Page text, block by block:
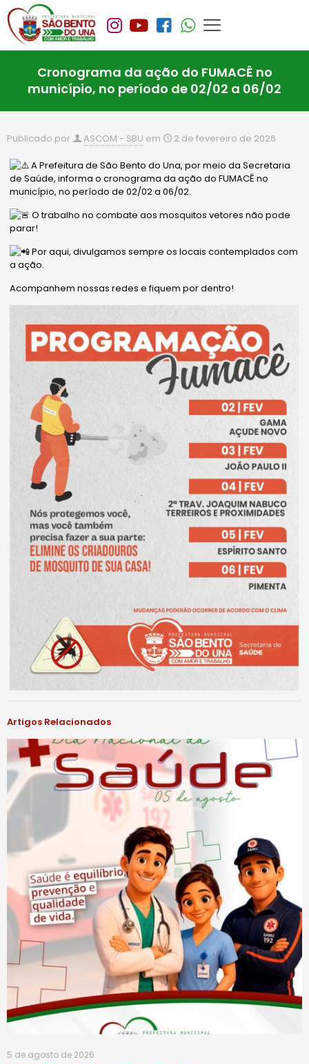
Cronograma da ação do FUMACÊ no
município, no período de 02/02 a 06/02
Publicado por ASCOM - SBU em 2 de fevereiro de 2026
A Prefeitura de São Bento do Una, por meio da Secretaria
de Saúde, informa o cronograma da ação do FUMACÊ no
município, no período de 02/02 a 06/02.
O trabalho no combate aos mosquitos vetores não pode
parar!
Por aqui, divulgamos sempre os locais contemplados com
a ação.
Acompanhem nossas redes e fiquem por dentro!
Artigos Relacionados
5 de agosto de 2026